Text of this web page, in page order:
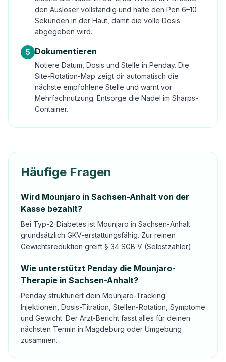
den Auslöser vollständig und halte den Pen 6–10
Sekunden in der Haut, damit die volle Dosis
abgegeben wird.
5 Dokumentieren
Notiere Datum, Dosis und Stelle in Penday. Die
Site-Rotation-Map zeigt dir automatisch die
nächste empfohlene Stelle und warnt vor
Mehrfachnutzung. Entsorge die Nadel im Sharps-
Container.
Häufige Fragen
Wird Mounjaro in Sachsen-Anhalt von der
Kasse bezahlt?
Bei Typ-2-Diabetes ist Mounjaro in Sachsen-Anhalt
grundsätzlich GKV-erstattungsfähig. Zur reinen
Gewichtsreduktion greift § 34 SGB V (Selbstzahler).
Wie unterstützt Penday die Mounjaro-
Therapie in Sachsen-Anhalt?
Penday strukturiert dein Mounjaro-Tracking:
Injektionen, Dosis-Titration, Stellen-Rotation, Symptome
und Gewicht. Der Arzt-Bericht fasst alles für deinen
nächsten Termin in Magdeburg oder Umgebung
zusammen.